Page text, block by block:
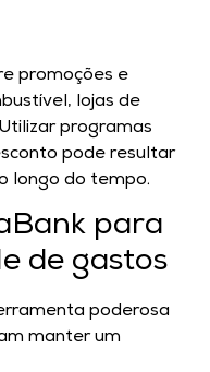
promoções e
lojas de
programas
pode resultar
longo do tempo.
para
de gastos
poderosa
manter um